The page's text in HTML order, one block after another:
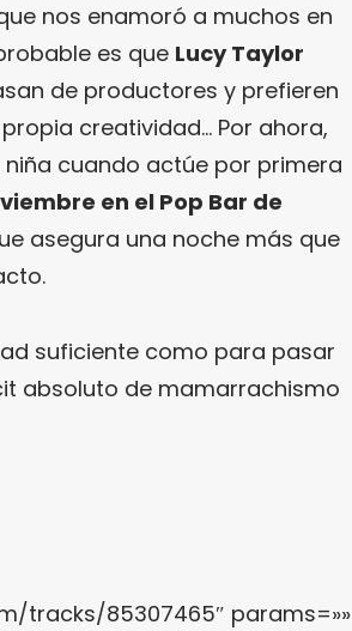
nos enamoró a muchos en
es que Lucy Taylor
de productores y prefieren
creatividad… Por ahora,
cuando actúe por primera
en el Pop Bar de
asegura una noche más que
suficiente como para pasar
absoluto de mamarrachismo
tracks/85307465″ params=»»